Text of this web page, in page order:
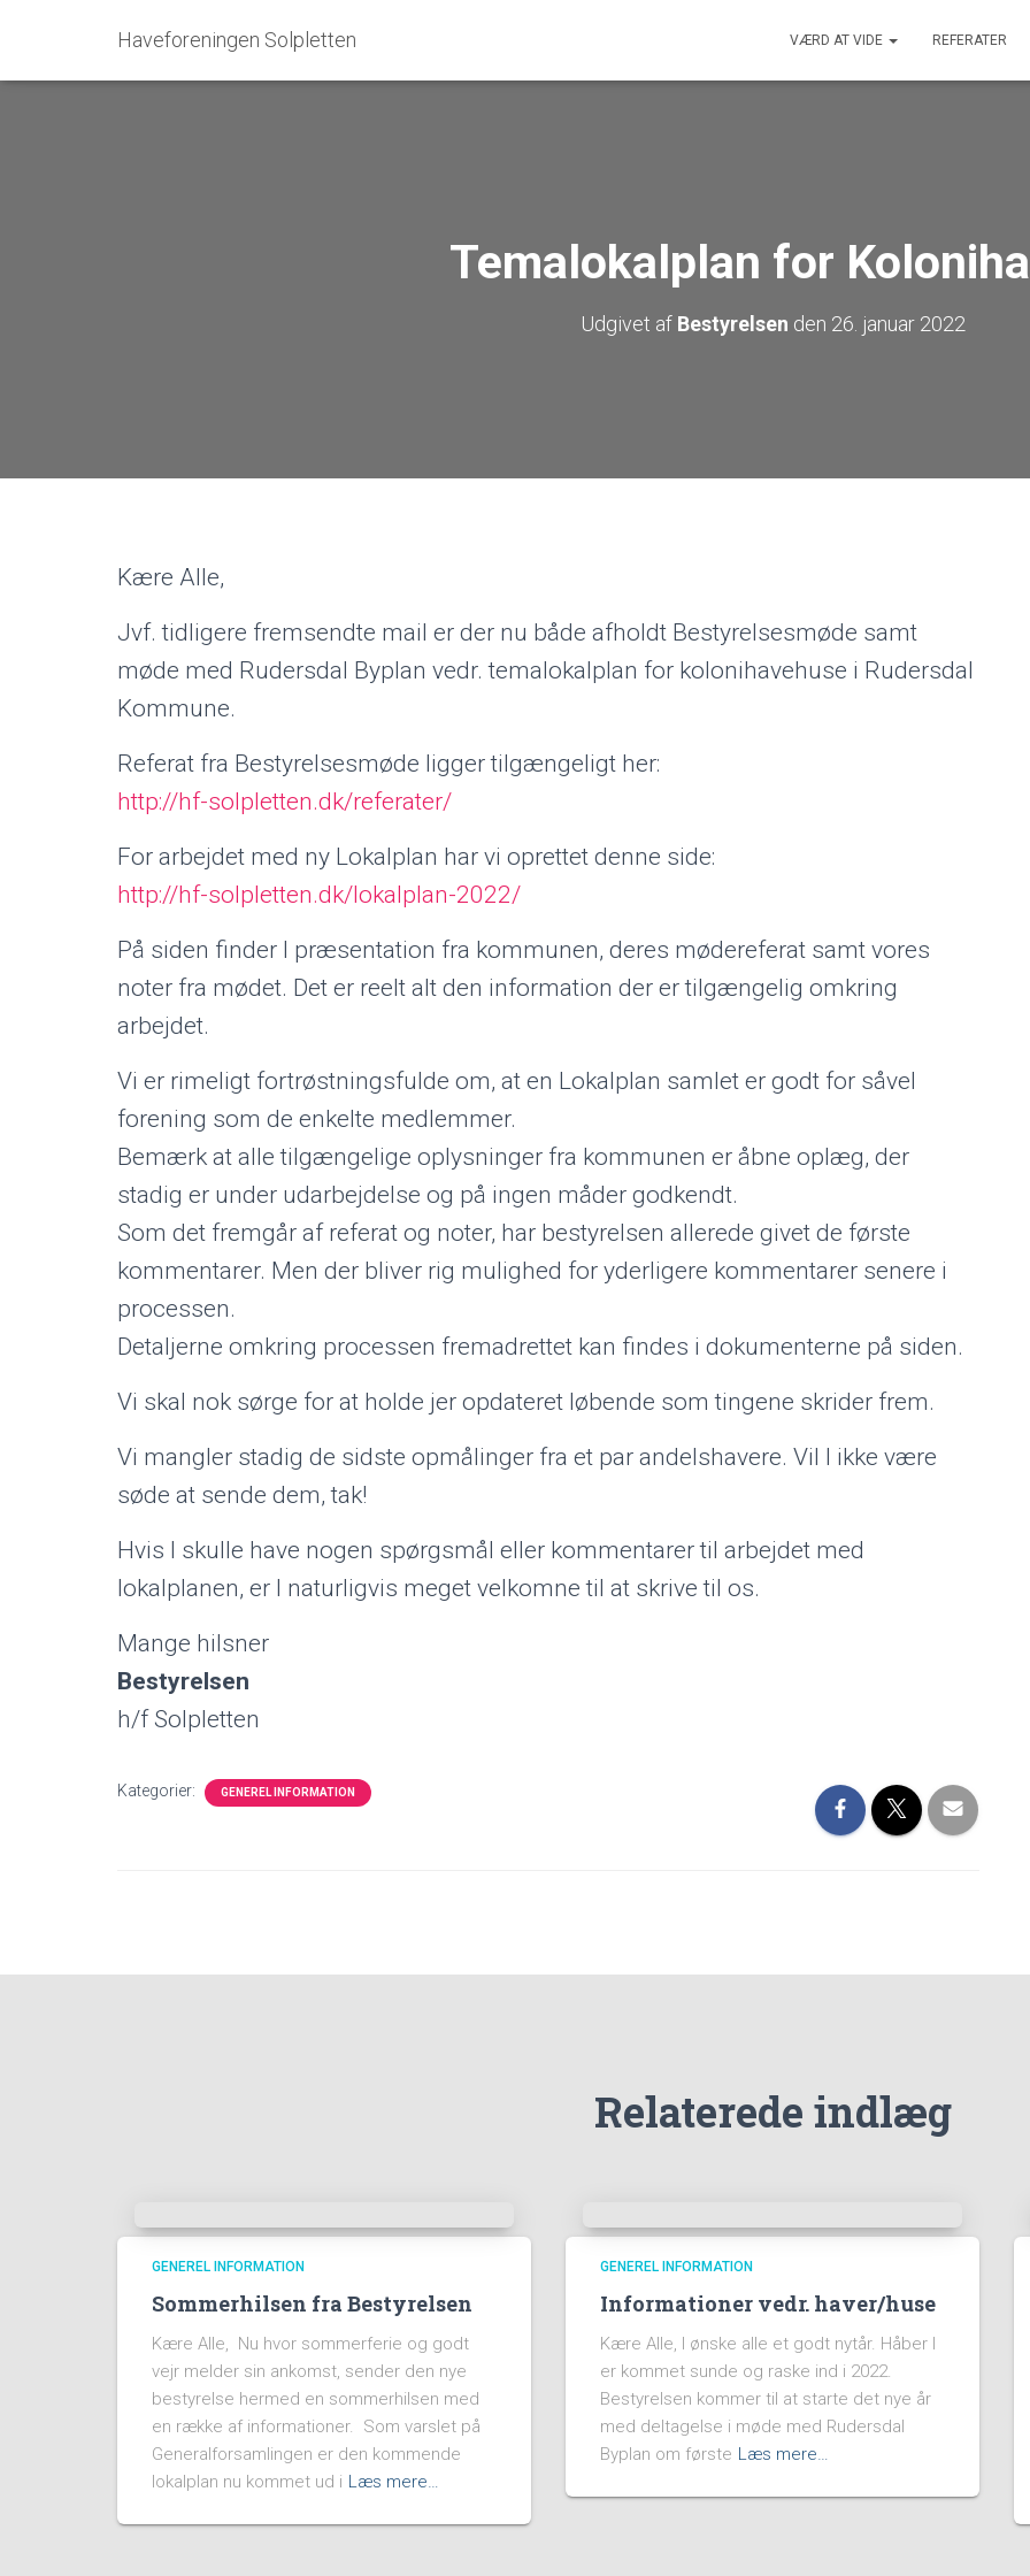
Haveforeningen Solpletten VÆRD AT VIDE REFERATER
Temalokalplan for
Udgivet af Bestyrelsen den 26. januar 2022
Kære Alle,
Jvf. tidligere fremsendte mail er der nu både afholdt Bestyrelsesmøde samt
møde med Rudersdal Byplan vedr. temalokalplan for kolonihavehuse i Rudersdal
Kommune.
Referat fra Bestyrelsesmøde ligger tilgængeligt her:
http://hf-solpletten.dk/referater/
For arbejdet med ny Lokalplan har vi oprettet denne side:
http://hf-solpletten.dk/lokalplan-2022/
På siden finder I præsentation fra kommunen, deres mødereferat samt vores
noter fra mødet. Det er reelt alt den information der er tilgængelig omkring
arbejdet.
Vi er rimeligt fortrøstningsfulde om, at en Lokalplan samlet er godt for såvel
forening som de enkelte medlemmer.
Bemærk at alle tilgængelige oplysninger fra kommunen er åbne oplæg, der
stadig er under udarbejdelse og på ingen måder godkendt.
Som det fremgår af referat og noter, har bestyrelsen allerede givet de første
kommentarer. Men der bliver rig mulighed for yderligere kommentarer senere i
processen.
Detaljerne omkring processen fremadrettet kan findes i dokumenterne på siden.
Vi skal nok sørge for at holde jer opdateret løbende som tingene skrider frem.
Vi mangler stadig de sidste opmålinger fra et par andelshavere. Vil I ikke være
søde at sende dem, tak!
Hvis I skulle have nogen spørgsmål eller kommentarer til arbejdet med
lokalplanen, er I naturligvis meget velkomne til at skrive til os.
Mange hilsner
Bestyrelsen
h/f Solpletten
Kategorier: GENEREL INFORMATION
Relaterede indlæg
GENEREL INFORMATION
Sommerhilsen fra Bestyrelsen
Kære Alle, Nu hvor sommerferie og godt
vejr melder sin ankomst, sender den nye
bestyrelse hermed en sommerhilsen med
en række af informationer. Som varslet på
Generalforsamlingen er den kommende
lokalplan nu kommet ud i Læs mere…
GENEREL INFORMATION
Informationer vedr. haver/huse
Kære Alle, I ønske alle et godt nytår. Håber I
er kommet sunde og raske ind i 2022.
Bestyrelsen kommer til at starte det nye år
med deltagelse i møde med Rudersdal
Byplan om første Læs mere…